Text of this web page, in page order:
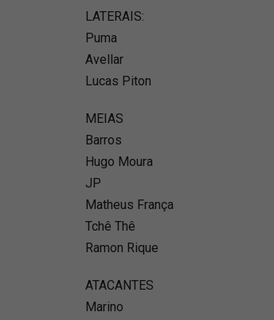
LATERAIS:
⁠Puma
Avellar
Lucas Piton
MEIAS
Barros
Hugo Moura
JP
Matheus França
Tchê Thê
Ramon Rique
ATACANTES
Marino